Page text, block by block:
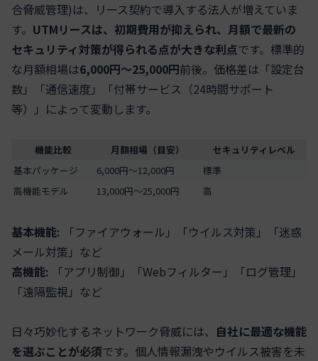
合脅威管理)は、リース契約で導入する法人が増えていま
す。 UTMリースは、初期費用が抑えられ、月額で最新の
セキュリティ対策が得られる点が大きな利点です。標準的
な月額相場は6,000円〜25,000円前後。価格差は「設定台
数」「通信速度」「付帯サービス（24時間サポート
等）」によって変動します。
機能比較 月額相場（目安）
セキュリティレベル
基本パッケージ
6,000円〜12,000円
標準
高機能モデル
13,000円〜25,000円 高
基本機能: 「ファイアウォール」「ウイルス対策」「迷惑
メール対策」など
高機能: 「アプリ制御」「Webフィルター」「ログ管理」
「遠隔監視」など
日々巧妙化するネットワーク脅威には、 自社に最適な機能
を選ぶことが必須です。個人情報漏洩やウイルス被害を未